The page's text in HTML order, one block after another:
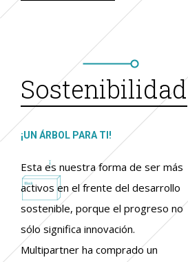
Sostenibilidad
¡UN ÁRBOL PARA TI!
Esta es nuestra forma de ser más
activos en el frente del desarrollo
sostenible, porque el progreso no
sólo significa innovación.
Multipartner ha comprado un